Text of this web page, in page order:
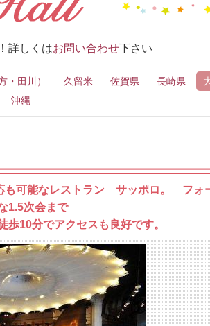
詳しくはお問い合わせ下さい
・田川） 久留米 佐賀県 長崎県
沖縄
も可能なレストラン サッポロ。 フォ
1.5次会まで
10分でアクセスも良好です。